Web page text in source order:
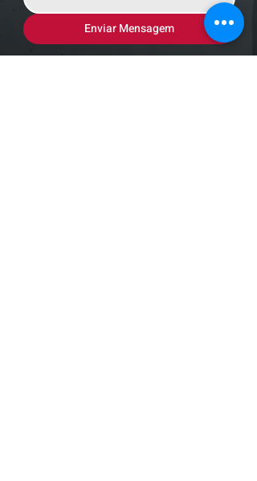
Enviar Mensagem